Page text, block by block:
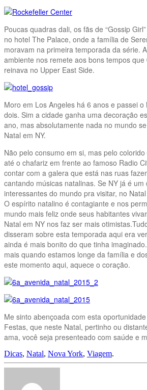
Poucas quadras dali, os fãs de “Gossip
no hotel The Palace, onde a família de
moravam na primeira temporada da série.
ambiente nos remete aos bons tempos que
reinava no Upper East Side.
Moro em Los Angeles há 6 anos e passei
dois. Sim a cidade ganha uma decoração
ano, mas absolutamente nada no mundo
Natal em NY.
Não pelo consumo em si, mas pelo
até o chafariz em frente ao famoso Radio
contar com a galera que está nas ruas
cantando músicas natalinas. Se NY já é
interessantes do mundo pra visitar, no
O espírito natalino é contagiante e nos
mundo mais feliz onde seus habitantes
Natal em NY nos faz ser mais
disseram sobre esta temporada aqui era
ainda é mais bonito do que tinha
mais quando estamos longe da família e
este momento aqui, aquece o coração.
Me sinto abençoada com esta
Festas, que neste Natal, pertinho ou
ama, você seja presenteado com saúde e
Dicas, Natal, Nova York, Viagem.